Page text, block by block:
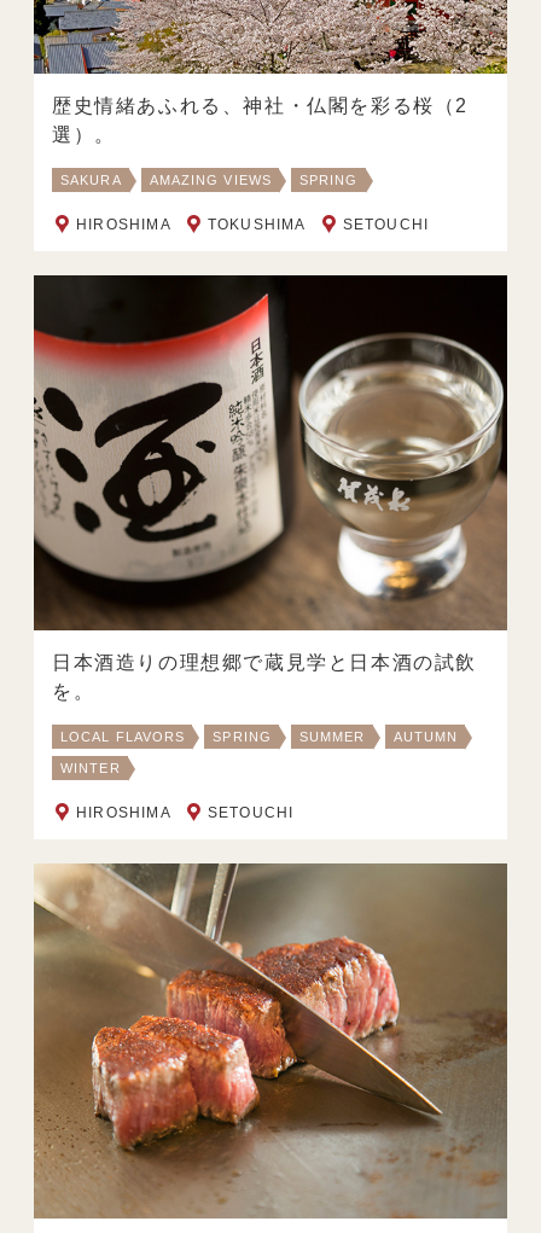
歴史情緒あふれる、神社・仏閣を彩る桜（2
選）。
SAKURA AMAZING VIEWS SPRING
HIROSHIMA TOKUSHIMA SETOUCHI
日本酒造りの理想郷で蔵見学と日本酒の試飲
を。
LOCAL FLAVORS SPRING SUMMER AUTUMN
WINTER
HIROSHIMA SETOUCHI